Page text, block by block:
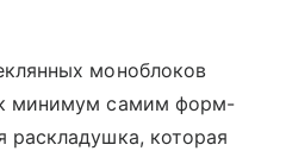
моноблоков
минимум самим форм-
раскладушка, которая